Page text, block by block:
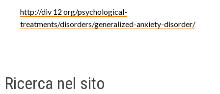
http://div 12 org/psychological-
treatments/disorders/generalized-anxiety-disorder/
Ricerca nel sito